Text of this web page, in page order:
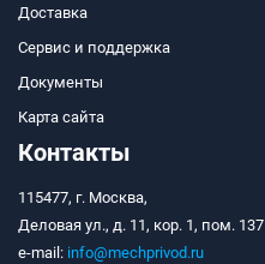
Доставка
Сервис и поддержка
Документы
Карта сайта
Контакты
115477, г. Москва,
Деловая ул., д. 11, кор. 1, пом. 137
e-mail: info@mechprivod.ru